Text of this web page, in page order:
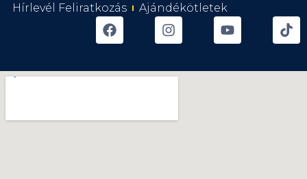
Hírlevél Feliratkozás
Ajándékötletek